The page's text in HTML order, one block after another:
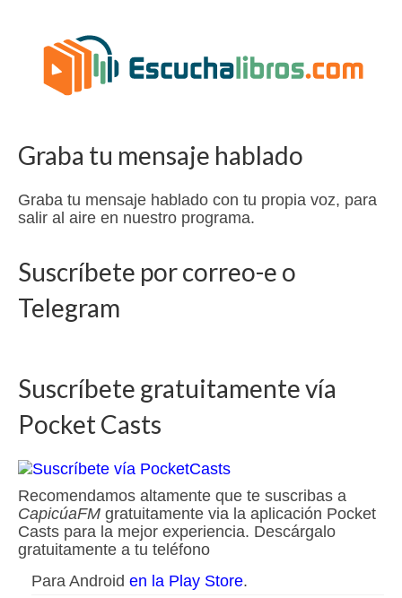
Graba tu mensaje hablado
Graba tu mensaje hablado con tu propia voz, para
salir al aire en nuestro programa.
Suscríbete por correo-e o
Telegram
Suscríbete gratuitamente vía
Pocket Casts
Recomendamos altamente que te suscribas a
CapicúaFM gratuitamente via la aplicación Pocket
Casts para la mejor experiencia. Descárgalo
gratuitamente a tu teléfono
Para Android en la Play Store.